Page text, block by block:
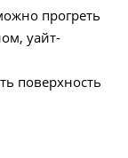
прогреть
уайт-
поверхность